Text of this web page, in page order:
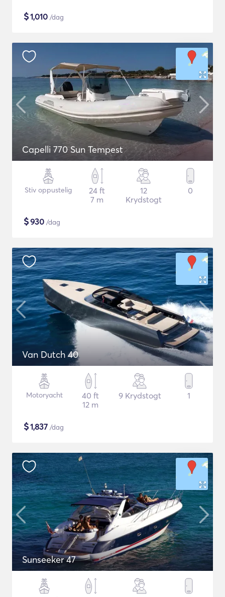
$1,010 /dag
Capelli 770 Sun Tempest
Stiv oppustelig
24 ft
7 m
12
Krydstogt
0
$930 /dag
Van Dutch 40
Motoryacht
40 ft
12 m
9 Krydstogt 1
$1,837 /dag
Sunseeker 47